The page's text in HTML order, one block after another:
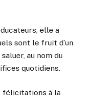
elle a
sont le fruit d’un
au nom du
quotidiens.
félicitations à la